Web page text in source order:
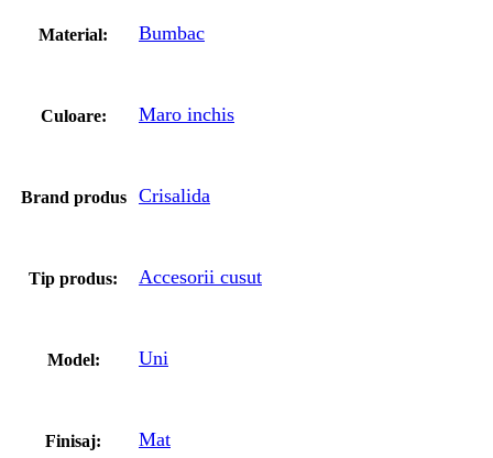
Material: Bumbac
Culoare: Maro inchis
Brand produs Crisalida
Tip produs: Accesorii cusut
Model: Uni
Finisaj: Mat